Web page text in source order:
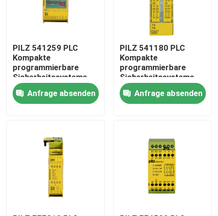
Zu Hause
Produkte
Über uns
PILZ 541259 PLC
Kompakte
programmierbare
Sicherheitssysteme
Hochwertige
Originalvorräte
Anfrage absenden
PILZ 541180 PLC
Kompakte
programmierbare
Sicherheitssysteme
hohe Qualität
Originalbestand
Anfrage absenden